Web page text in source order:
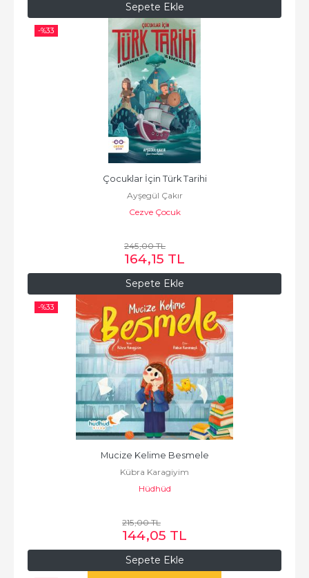
Sepete Ekle
-%33
Sepete Ekle
Çocuklar İçin Türk Tarihi
Ayşegül Çakır
Cezve Çocuk
245,00TL
164,15 TL
-%33
Sepete Ekle
Mucize Kelime Besmele
Kübra Karagiyim
Hüdhüd
215,00TL
144,05 TL